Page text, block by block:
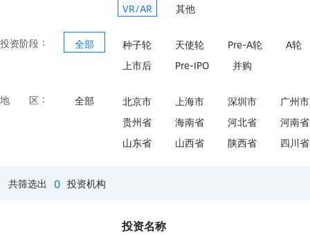
VR/AR
其他
投资阶段 ： 全部 种子轮 天使轮 Pre-A轮
A轮
上市后
Pre-IPO 并购
地区 ： 全部 北京市 上海市 深圳市
广州市
贵州省
海南省 河北省
河南省
山东省
山西省 陕西省 四川省
共筛选出 0 投资机构
投资名称